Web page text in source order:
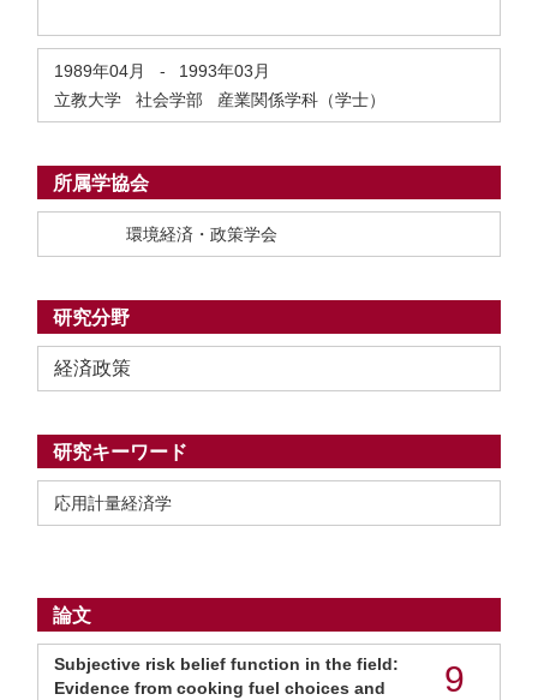
1989年04月 -
1993年03月
立教大学 社会学部 産業関係学科（学士）
所属学協会
環境経済・政策学会
研究分野
経済政策
研究キーワード
応用計量経済学
論文
Subjective risk belief function in the field:
Evidence from cooking fuel choices and
9